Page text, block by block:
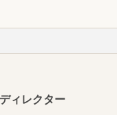
ィレクター